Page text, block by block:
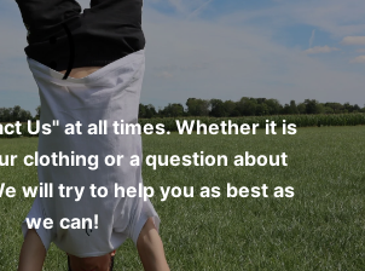
Us" at all times. Whether it is
clothing or a question about
will try to help you as best as
we can!